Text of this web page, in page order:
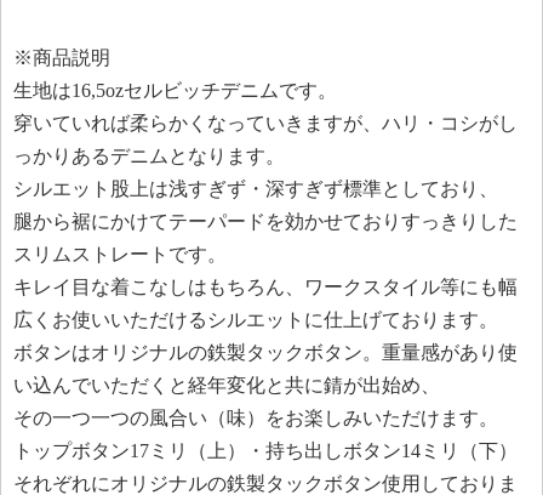
※商品説明
生地は16,5ozセルビッチデニムです。
穿いていれば柔らかくなっていきますが、ハリ・コシがし
っかりあるデニムとなります。
シルエット股上は浅すぎず・深すぎず標準としており、
腿から裾にかけてテーパードを効かせておりすっきりした
スリムストレートです。
キレイ目な着こなしはもちろん、ワークスタイル等にも幅
広くお使いいただけるシルエットに仕上げております。
ボタンはオリジナルの鉄製タックボタン。重量感があり使
い込んでいただくと経年変化と共に錆が出始め、
その一つ一つの風合い（味）をお楽しみいただけます。
トップボタン17ミリ（上）・持ち出しボタン14ミリ（下）
それぞれにオリジナルの鉄製タックボタン使用しておりま